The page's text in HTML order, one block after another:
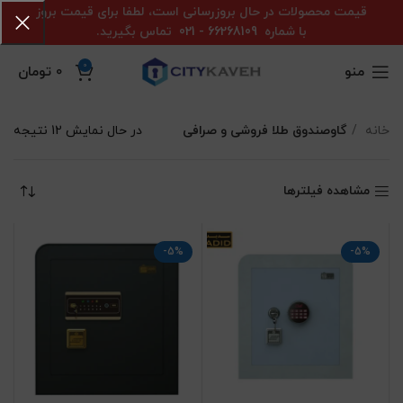
منو 0
0 تومان
خانه گاوصندوق طلا فروشی و صرافی در حال نمایش 12 نتیجه
مشاهده فیلترها
-5%
-5%
قیمت محصولات در حال بروزرسانی است، لطفا برای قیمت بروز
با شماره 66268109 - 021 تماس بگیرید.